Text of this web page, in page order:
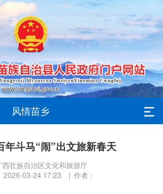
风情苗乡
年斗马“闹”出文旅新春天
西壮族自治区文化和旅游厅
2026-03-24 17:23 | 作者：